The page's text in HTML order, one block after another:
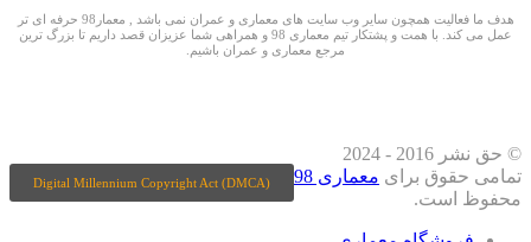
هدف ما فعالیت همچون سایر وب سایت های معماری و عمران نمی باشد , معمار98 حرفه ای تر
عمل می کند. با همت و پشتکار تیم معماری 98 و همراهی شما عزیزان قصد داریم تا بزرگ ترین
مرجع معماری و عمران باشیم.
Digital Millennium Copyright Act (DMCA)
© حق نشر 2016 - 2024
تمامی حقوق برای معماری 98
محفوظ است.